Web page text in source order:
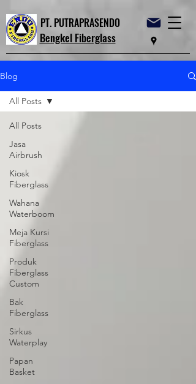
PT. PUTRAPRASENDO
Bengkel Fiberglass
Blog
All Posts
Jasa
Airbrush
Kiosk
Fiberglass
Wahana
Waterboom
Meja Kursi
Fiberglass
Produk
Fiberglass
Custom
Bak
Fiberglass
Sirkus
Waterplay
Papan
Basket
All Posts